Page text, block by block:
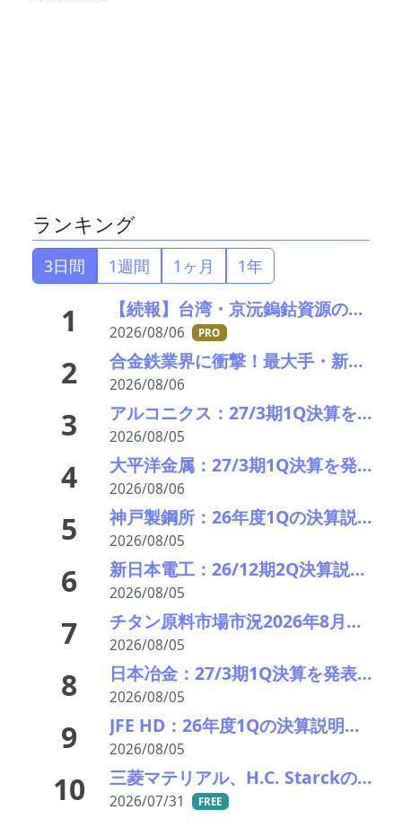
ランキング
3日間 1週間 1ヶ月 1年
1 【続報】台湾・京沅鎢鈷資源の黄会長殺害事件、元従業員を逮捕か／8月8・9日に葬儀執行へ
2026/08/06 PRO
2 合金鉄業界に衝撃！最大手・新日本電工がマレーシア事業から撤退、マンガン市況低迷で72億円の減損
2026/08/06
3 アルコニクス：27/3期1Q決算を発表。業績見通し、配当を修正
2026/08/05
4 大平洋金属：27/3期1Q決算を発表。業績見通しを上方修正
2026/08/06
5 神戸製鋼所：26年度1Qの決算説明会を開催。売上高のみ上方修正だが・・・
2026/08/05
6 新日本電工：26/12期2Q決算説明会を開催。業績見通しを修正
2026/08/05
7 チタン原料市場市況2026年8月 下落、最終需要戻らず 鉱石8年ぶり安値
2026/08/05
8 日本冶金：27/3期1Q決算を発表。業績見通しを修正
2026/08/05
9 JFE HD：26年度1Qの決算説明会を開催。売上高のみ上方修正
2026/08/05
10 三菱マテリアル、H.C. Starckのタングステンリサイクル能力増強投資を決定－約5000万ユーロ投資
2026/07/31 FREE